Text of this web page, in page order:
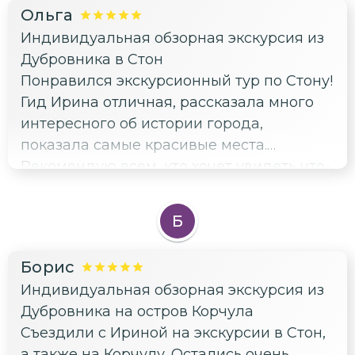
Ольга
Индивидуальная обзорная экскурсия из
Дубровника в Стон
Понравился экскурсионный тур по Стону!
Гид Ирина отличная, рассказала много
интересного об истории города,
показала самые красивые места.
Рекомендую всем, кто хочет увидеть что-
Б
Борис
Индивидуальная обзорная экскурсия из
Дубровника на остров Корчула
Съездили с Ириной на экскурсии в Стон,